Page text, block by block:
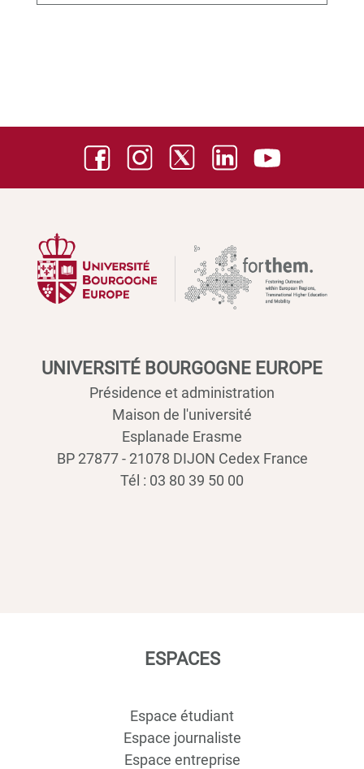
UNIVERSITÉ BOURGOGNE EUROPE
Présidence et administration
Maison de l'université
Esplanade Erasme
BP 27877 - 21078 DIJON Cedex France
Tél : 03 80 39 50 00
ESPACES
Espace étudiant
Espace journaliste
Espace entreprise